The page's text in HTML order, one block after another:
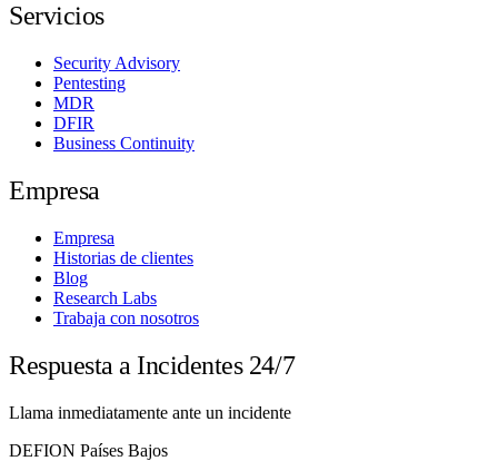
Servicios
Security Advisory
Pentesting
MDR
DFIR
Business Continuity
Empresa
Empresa
Historias de clientes
Blog
Research Labs
Trabaja con nosotros
Respuesta a Incidentes 24/7
Llama inmediatamente ante un incidente
DEFION Países Bajos